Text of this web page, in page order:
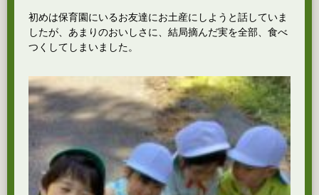
初めは保育園にいるお友達にお土産にしようと話していま
したが、あまりのおいしさに、結局摘んだ実を全部、食べ
つくしてしまいました。